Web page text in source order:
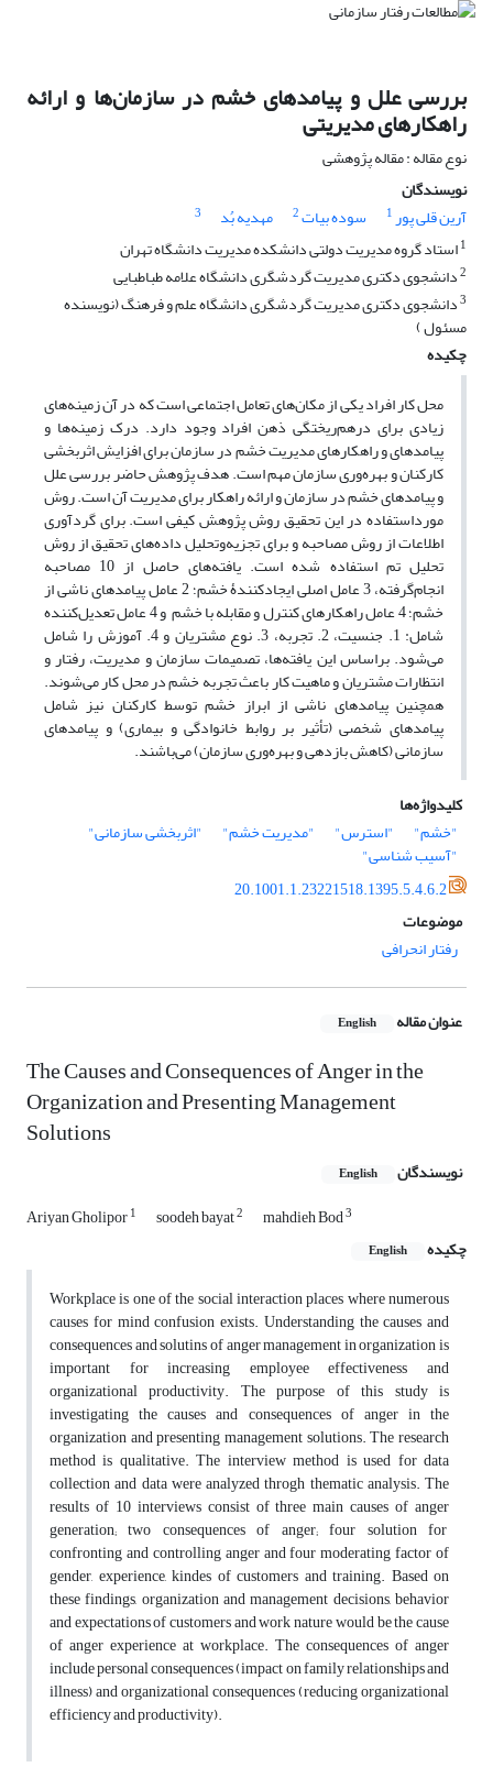
بررسی علل و پیامدهای خشم در سازمان‌ها و ارائه
راهکارهای مدیریتی
نوع مقاله : مقاله پژوهشی
نویسندگان
آرین قلی پور1 سوده بیات2 مهدیه بُد
3
1استاد گروه مدیریت دولتی دانشکده مدیریت دانشگاه تهران
2دانشجوی دکتری مدیریت گردشگری دانشگاه علامه طباطبایی
3دانشجوی دکتری مدیریت گردشگری دانشگاه علم و فرهنگ (نویسنده
مسئول )
چکیده
محل کار افراد یکی از مکان‌های تعامل اجتماعی است که در آن زمینه‌های
زیادی برای درهم‌ریختگی ذهن افراد وجود دارد. درک زمینه‌ها و
پیامدهای و راهکارهای مدیریت خشم در سازمان برای افزایش اثربخشی
کارکنان و بهره‌وری سازمان مهم است. هدف پژوهش حاضر بررسی علل
و پیامدهای خشم در سازمان و ارائه راهکار برای مدیریت آن است. روش
مورداستفاده در این تحقیق روش پژوهش کیفی است. برای گردآوری
اطلاعات از روش مصاحبه و برای تجزیه‌وتحلیل داده‌های تحقیق از روش
تحلیل تم استفاده شده است. یافته‌های حاصل از 10 مصاحبه
انجام‌گرفته، 3 عامل اصلی ایجادکنندۀ خشم؛ 2 عامل پیامدهای ناشی از
خشم؛ 4 عامل راهکارهای کنترل و مقابله با خشم و 4 عامل تعدیل‌کننده
شامل: 1. جنسیت، 2. تجربه، 3. نوع مشتریان و 4. آموزش را شامل
می‌شود. براساس این یافته‌ها، تصمیمات سازمان و مدیریت، رفتار و
انتظارات مشتریان و ماهیت کار باعث تجربه خشم در محل کار می‌شوند.
همچنین پیامدهای ناشی از ابراز خشم توسط کارکنان نیز شامل
پیامدهای شخصی (تأثیر بر روابط خانوادگی و بیماری) و پیامدهای
سازمانی (کاهش بازدهی و بهره‌وری سازمان) می‌باشند.
کلیدواژه‌ها
"خشم"
"استرس" "مدیریت خشم" "اثربخشی سازمانی"
"آسیب شناسی"
20.1001.1.23221518.1395.5.4.6.2
موضوعات
رفتار انحرافی
عنوان مقاله English
The Causes and Consequences of Anger in the
Organization and Presenting Management
Solutions
نویسندگان English
Ariyan Gholipor1 soodeh bayat2 mahdieh Bod3
چکیده English
Workplace is one of the social interaction places where numerous
causes for mind confusion exists. Understanding the causes and
consequences and solutins of anger management in organization is
important for increasing employee effectiveness and
organizational productivity. The purpose of this study is
investigating the causes and consequences of anger in the
organization and presenting management solutions. The research
method is qualitative. The interview method is used for data
collection and data were analyzed throgh thematic analysis. The
results of 10 interviews consist of three main causes of anger
generation; two consequences of anger; four solution for
confronting and controlling anger and four moderating factor of
gender, experience, kindes of customers and training. Based on
these findings, organization and management decisions, behavior
and expectations of customers and work nature would be the cause
of anger experience at workplace. The consequences of anger
include personal consequences (impact on family relationships and
illness) and organizational consequences (reducing organizational
efficiency and productivity).